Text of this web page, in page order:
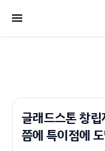
글래드스톤 창
쯤에 특이점에